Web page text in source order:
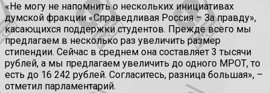
«Не могу не напомнить о нескольких инициативах
думской фракции «Справедливая Россия – За правду»,
касающихся поддержки студентов. Прежде всего мы
предлагаем в несколько раз увеличить размер
стипендии. Сейчас в среднем она составляет 3 тысячи
рублей, а мы предлагаем увеличить до одного МРОТ, то
есть до 16 242 рублей. Согласитесь, разница большая», –
отметил парламентарий.